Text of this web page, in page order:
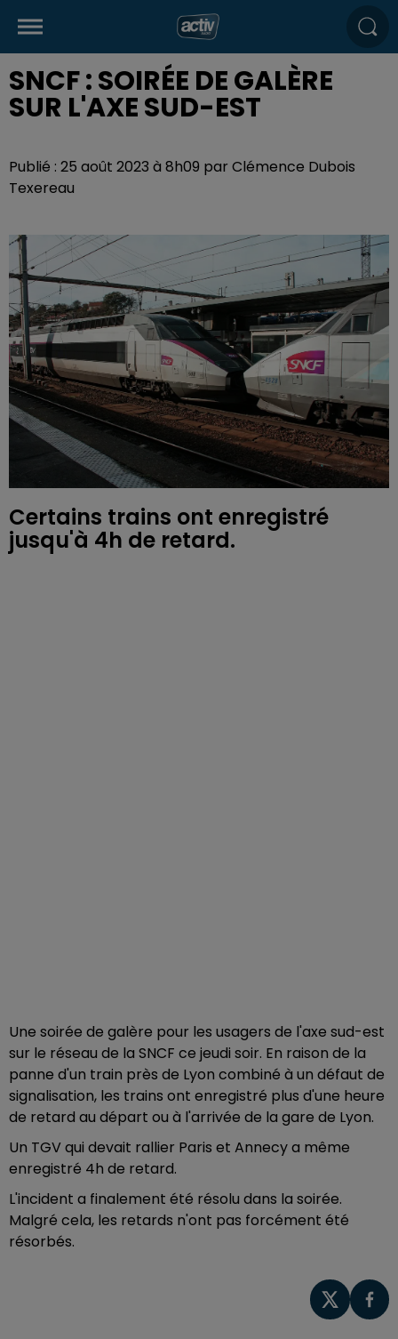
SNCF : SOIRÉE DE GALÈRE
SUR L'AXE SUD-EST
Publié : 25 août 2023 à 8h09 par Clémence Dubois
Texereau
Certains trains ont enregistré
jusqu'à 4h de retard.
Une soirée de galère pour les usagers de l'axe sud-est
sur le réseau de la SNCF ce jeudi soir. En raison de la
panne d'un train près de Lyon combiné à un défaut de
signalisation, les trains ont enregistré plus d'une heure
de retard au départ ou à l'arrivée de la gare de Lyon.
Un TGV qui devait rallier Paris et Annecy a même
enregistré 4h de retard.
L'incident a finalement été résolu dans la soirée.
Malgré cela, les retards n'ont pas forcément été
résorbés.